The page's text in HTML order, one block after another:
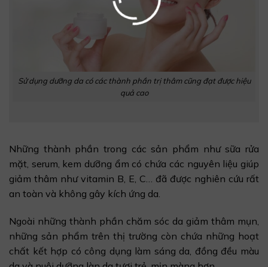
Sử dụng dưỡng da có các thành phần trị thâm cũng đạt được hiệu
quả cao
Những thành phần trong các sản phẩm như sữa rửa
mặt, serum, kem dưỡng ẩm có chứa các nguyên liệu giúp
giảm thâm như vitamin B, E, C… đã được nghiên cứu rất
an toàn và không gây kích ứng da.
Ngoài những thành phần chăm sóc da giảm thâm mụn,
những sản phẩm trên thị trường còn chứa những hoạt
chất kết hợp có công dụng làm sáng da, đồng đều màu